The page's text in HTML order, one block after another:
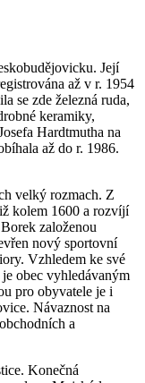
Její
až v r. 1954
se zde železná ruda,
keramiky,
Hardtmutha na
až do r. 1986.
velký rozmach. Z
kolem 1600 a rozvíjí
založenou
nový sportovní
Vzhledem ke své
obec vyhledávaným
pro obyvatele je i
Návaznost na
a
Konečná